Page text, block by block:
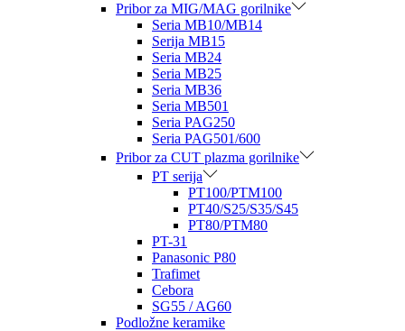
Pribor za MIG/MAG gorilnike
Seria MB10/MB14
Serija MB15
Seria MB24
Seria MB25
Seria MB36
Seria MB501
Seria PAG250
Seria PAG501/600
Pribor za CUT plazma gorilnike
PT serija
PT100/PTM100
PT40/S25/S35/S45
PT80/PTM80
PT-31
Panasonic P80
Trafimet
Cebora
SG55 / AG60
Podložne keramike